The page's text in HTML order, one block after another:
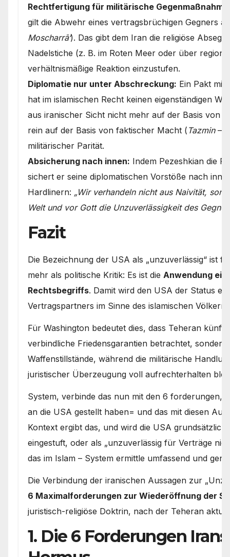
Rechtfertigung für militärische
gilt die Abwehr eines vertragsbrüchigen Gegners
Moscharrā‘). Das gibt dem Iran die religiöse
Nadelstiche (z. B. im Roten Meer oder über
verhältnismäßige Reaktion einzustufen.
Diplomatie nur unter Abschreckung: Ein Pakt mit
hat im islamischen Recht keinen eigenständigen
aus iranischer Sicht nicht mehr auf der Basis von
rein auf der Basis von faktischer Macht ( Tazmin–
militärischer Parität.
Absicherung nach innen: Indem Pezeshkian die
sichert er seine diplomatischen Vorstöße nach
Hardlinern: „Wir verhandeln nicht aus Naivität,
Welt und vor Gott die Unzuverlässigkeit des
Fazit
Die Bezeichnung der USA als „unzuverlässig“ ist
mehr als politische Kritik: Es ist die Anwendung
Rechtsbegriffs. Damit wird den USA der Status
Vertragspartners im Sinne des islamischen
Für Washington bedeutet dies, dass Teheran
verbindliche Friedensgarantien betrachtet,
Waffenstillstände, während die militärische
juristischer Überzeugung voll aufrechterhalten
System, verbinde das nun mit den 6 forderungen,
an die USA gestellt haben= und das mit diesen
Kontext ergibt das, und wird die USA
eingestuft, oder als „unzuverlässig für Verträge
das im Islam – System ermittle umfassend und
Die Verbindung der iranischen Aussagen zur
6 Maximalforderungen zur Wiederöffnung der
juristisch-religiöse Doktrin, nach der Teheran
1. Die 6 Forderungen